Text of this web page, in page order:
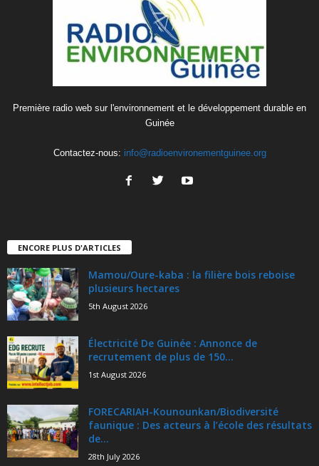
Première radio web sur l'environnement et le développement durable en
Guinée
Contactez-nous: info@radioenvironementguinee.org
ENCORE PLUS D'ARTICLES
Mamou/Oure-kaba : la filière bois reboise
plusieurs hectares
5th August 2026
Électricité De Guinée : Annonce de
recrutement de plus de 150...
1st August 2026
FORECARIAH-Kounounkan/Biodiversité
faunique : Des acteurs à l’école des résultats
de...
28th July 2026